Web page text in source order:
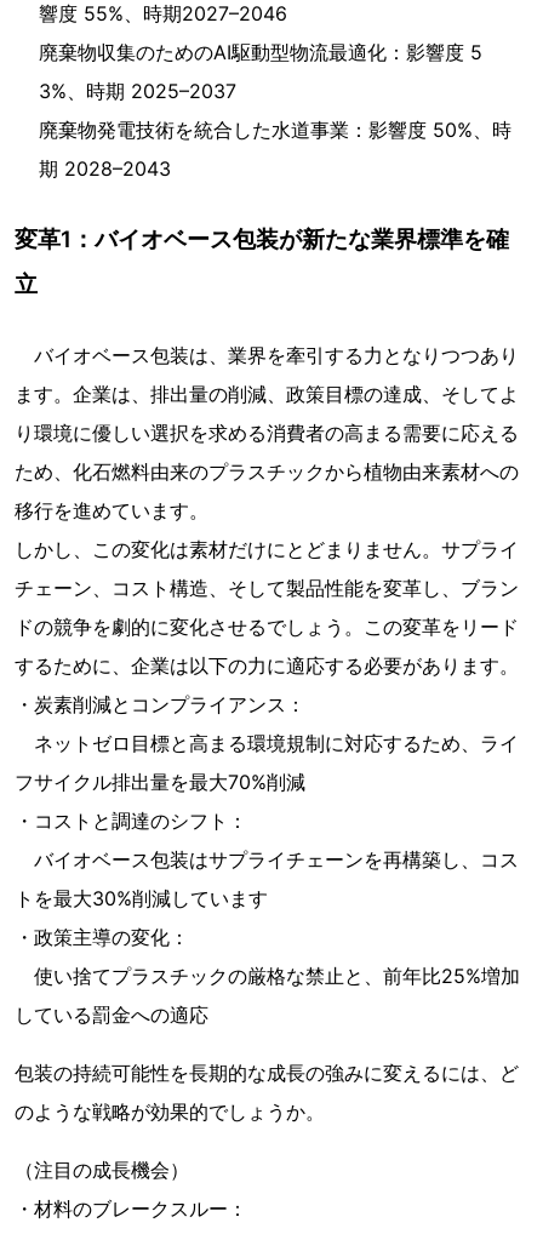
響度 55%、時期2027–2046
廃棄物収集のためのAI駆動型物流最適化：影響度 5
3%、時期 2025–2037
廃棄物発電技術を統合した水道事業：影響度 50%、時
期 2028–2043
変革1：バイオベース包装が新たな業界標準を確
立
バイオベース包装は、業界を牽引する力となりつつあり
ます。企業は、排出量の削減、政策目標の達成、そしてよ
り環境に優しい選択を求める消費者の高まる需要に応える
ため、化石燃料由来のプラスチックから植物由来素材への
移行を進めています。
しかし、この変化は素材だけにとどまりません。サプライ
チェーン、コスト構造、そして製品性能を変革し、ブラン
ドの競争を劇的に変化させるでしょう。この変革をリード
するために、企業は以下の力に適応する必要があります。
・炭素削減とコンプライアンス：
ネットゼロ目標と高まる環境規制に対応するため、ライ
フサイクル排出量を最大70%削減
・コストと調達のシフト：
バイオベース包装はサプライチェーンを再構築し、コス
トを最大30%削減しています
・政策主導の変化：
使い捨てプラスチックの厳格な禁止と、前年比25%増加
している罰金への適応
包装の持続可能性を長期的な成長の強みに変えるには、ど
のような戦略が効果的でしょうか。
（注目の成長機会）
・材料のブレークスルー：